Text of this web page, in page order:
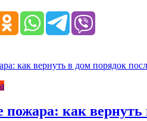
пожара: как вернуть